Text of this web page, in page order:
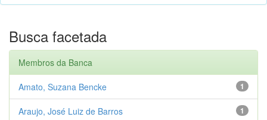
Busca facetada
Membros da Banca
1
Amato, Suzana Bencke
1
Araujo, José Luiz de Barros